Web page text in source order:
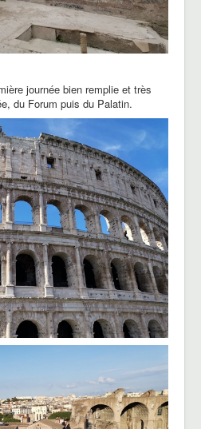
journée bien remplie et très
du Forum puis du Palatin.